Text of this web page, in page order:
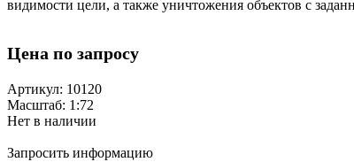
видимости цели, а также уничтожения объектов с
Цена по запросу
Артикул: 10120
Масштаб: 1:72
Нет в наличии
Запросить информацию